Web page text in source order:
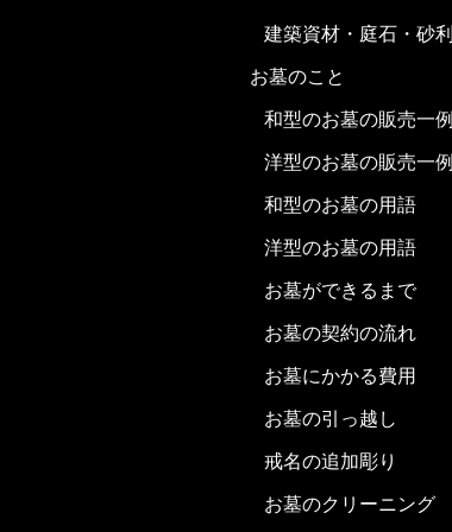
建築資材・庭石・砂利
お墓のこと
和型のお墓の販売一例
洋型のお墓の販売一例
和型のお墓の用語
洋型のお墓の用語
お墓ができるまで
お墓の契約の流れ
お墓にかかる費用
お墓の引っ越し
戒名の追加彫り
お墓のクリーニング